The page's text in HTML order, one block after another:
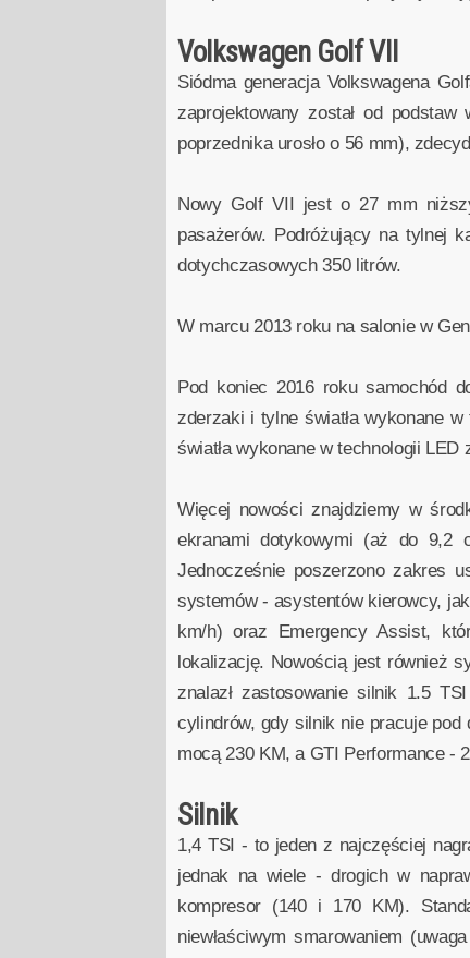
Volkswagen Golf VII
Siódma generacja Volkswagena
zaprojektowany został od
poprzednika urosło o 56 mm),
Nowy Golf VII jest o 27 mm
pasażerów. Podróżujący na tylnej
dotychczasowych 350 litrów.
W marcu 2013 roku na salonie w
Pod koniec 2016 roku samochód
zderzaki i tylne światła wykonane
światła wykonane w technologii LED
Więcej nowości znajdziemy w
ekranami dotykowymi (aż do 9,2
Jednocześnie poszerzono zakres
systemów - asystentów kierowcy,
km/h) oraz Emergency Assist,
lokalizację. Nowością jest również
znalazł zastosowanie silnik 1.5
cylindrów, gdy silnik nie pracuje pod
mocą 230 KM, a GTI Performance -
Silnik
1,4 TSI - to jeden z najczęściej
jednak na wiele - drogich w
kompresor (140 i 170 KM).
niewłaściwym smarowaniem